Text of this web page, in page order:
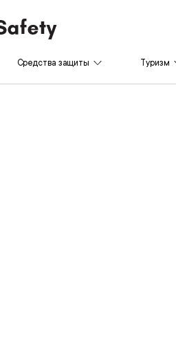
Средства защиты Туризм